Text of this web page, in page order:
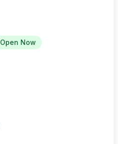
Open Now